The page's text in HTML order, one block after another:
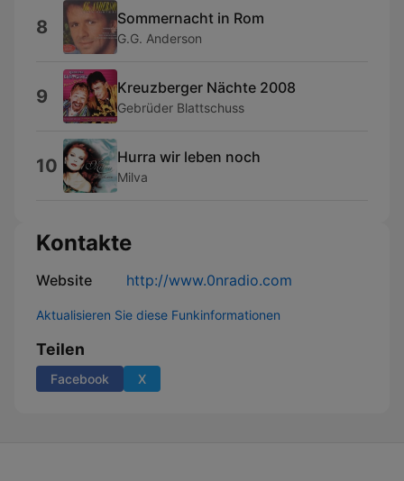
8 Sommernacht in Rom
G.G. Anderson
9 Kreuzberger Nächte 2008
Gebrüder Blattschuss
10 Hurra wir leben noch
Milva
Kontakte
Website http://www.0nradio.com
Aktualisieren Sie diese Funkinformationen
Teilen
Facebook X